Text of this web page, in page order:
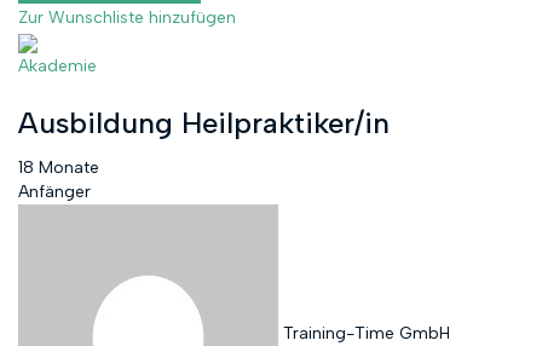
Zur Wunschliste hinzufügen
Akademie
Ausbildung Heilpraktiker/in
18 Monate
Anfänger
Training-Time GmbH